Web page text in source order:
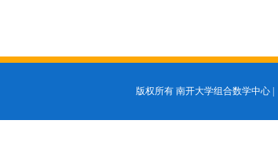
版权所有 南开大学组合数学中心 |